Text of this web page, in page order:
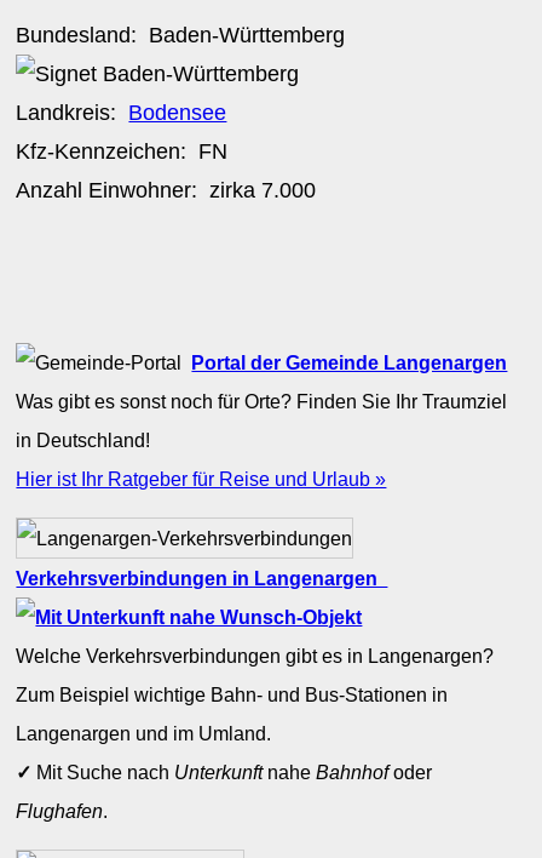
Bundesland: Baden-Württemberg
Landkreis: Bodensee
Kfz-Kennzeichen: FN
Anzahl Einwohner: zirka 7.000
Portal der Gemeinde Langenargen
Was gibt es sonst noch für Orte? Finden Sie Ihr Traumziel
in Deutschland!
Hier ist Ihr Ratgeber für Reise und Urlaub »
Verkehrsverbindungen in Langenargen
Welche Verkehrsverbindungen gibt es in Langenargen?
Zum Beispiel wichtige Bahn- und Bus-Stationen in
Langenargen und im Umland.
✓ Mit Suche nach UnterkunftnaheBahnhofoder
Flughafen.